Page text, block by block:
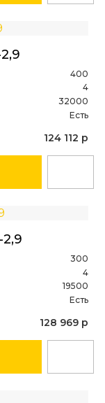
400
4
32000
Есть
124 112 р
300
4
19500
Есть
128 969 р